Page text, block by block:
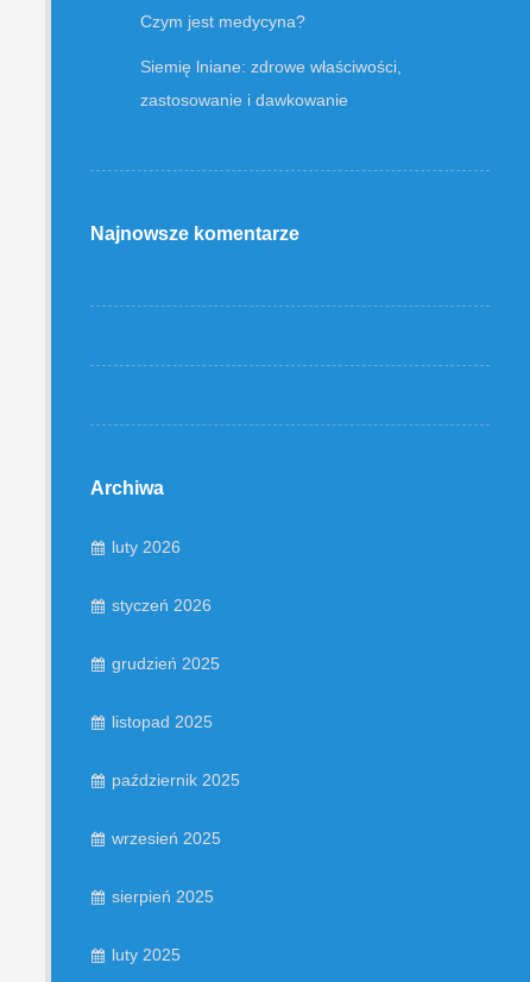
Czym jest medycyna?
Siemię lniane: zdrowe właściwości,
zastosowanie i dawkowanie
Najnowsze komentarze
Archiwa
luty 2026
styczeń 2026
grudzień 2025
listopad 2025
październik 2025
wrzesień 2025
sierpień 2025
luty 2025